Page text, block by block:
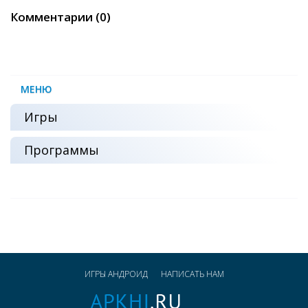
Комментарии (0)
МЕНЮ
Игры
Программы
ИГРЫ АНДРОИД НАПИСАТЬ НАМ